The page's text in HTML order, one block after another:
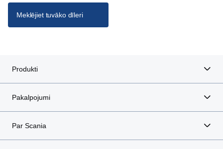
Meklējiet tuvāko dīleri
Produkti
Pakalpojumi
Par Scania